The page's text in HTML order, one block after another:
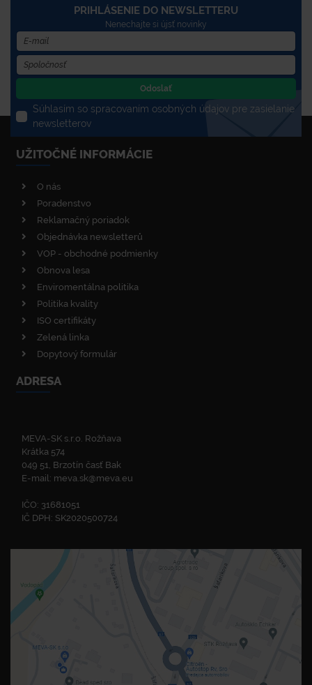
PRIHLÁSENIE DO NEWSLETTERU
Nenechajte si újsť novinky
Odoslať
Súhlasím so spracovaním osobných údajov pre zasielanie
newsletterov
UŽITOČNÉ INFORMÁCIE
O nás
Poradenstvo
Reklamačný poriadok
Objednávka newsletterů
VOP - obchodné podmienky
Obnova lesa
Enviromentálna politika
Politika kvality
ISO certifikáty
Zelená linka
Dopytový formulár
ADRESA
MEVA-SK s.r.o. Rožňava
Krátka 574
049 51, Brzotín časť Bak
E-mail: meva.sk@meva.eu
IČO: 31681051
IČ DPH: SK2020500724